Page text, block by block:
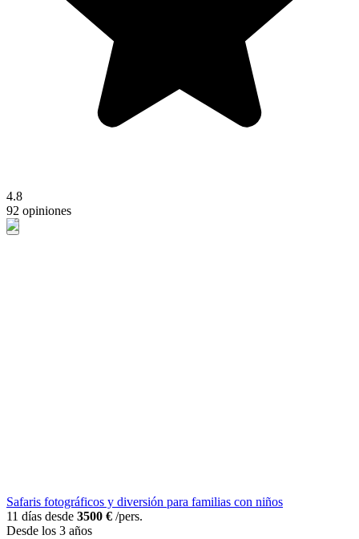
4.8
92 opiniones
Safaris fotográficos y diversión para familias con niños
11 días desde 3500 € /pers.
Desde los 3 años